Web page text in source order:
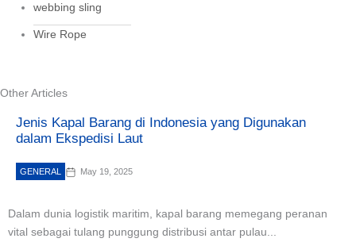
webbing sling
Wire Rope
Other Articles
Jenis Kapal Barang di Indonesia yang Digunakan
dalam Ekspedisi Laut
GENERAL May 19, 2025
Dalam dunia logistik maritim, kapal barang memegang peranan
vital sebagai tulang punggung distribusi antar pulau...